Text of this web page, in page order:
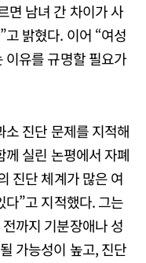
면 남녀 간 차이가 사
밝혔다. 이어 “여성
이유를 규명할 필요가
진단 문제를 지적해
실린 논평에서 자폐
진단 체계가 많은 여
”고 지적했다. 그는
까지 기분장애나 성
가능성이 높고, 진단